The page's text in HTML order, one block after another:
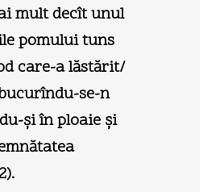
mult decît unul
pomului tuns
care-a lăstărit/
se-n
şi în ploaie şi